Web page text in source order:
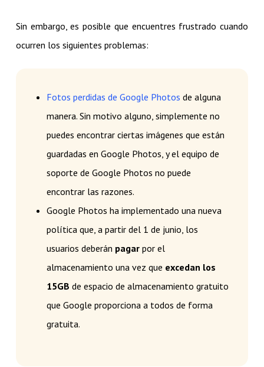
Sin embargo, es posible que encuentres frustrado cuando
ocurren los siguientes problemas:
Fotos perdidas de Google Photos de alguna
manera. Sin motivo alguno, simplemente no
puedes encontrar ciertas imágenes que están
guardadas en Google Photos, y el equipo de
soporte de Google Photos no puede
encontrar las razones.
Google Photos ha implementado una nueva
política que, a partir del 1 de junio, los
usuarios deberán pagarpor el
almacenamiento una vez que excedan los
15GB de espacio de almacenamiento gratuito
que Google proporciona a todos de forma
gratuita.